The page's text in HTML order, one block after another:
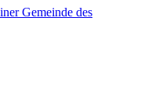
Gemeinde des